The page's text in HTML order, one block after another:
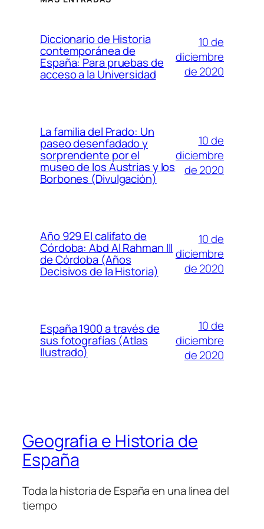
Diccionario de Historia
contemporánea de
España: Para pruebas de
acceso a la Universidad
10 de
diciembre
de 2020
La familia del Prado: Un
paseo desenfadado y
sorprendente por el
museo de los Austrias y los
Borbones (Divulgación)
10 de
diciembre
de 2020
Año 929 El califato de
Córdoba: Abd Al Rahman III
de Córdoba (Años
Decisivos de la Historia)
10 de
diciembre
de 2020
España 1900 a través de
sus fotografías (Atlas
Ilustrado)
10 de
diciembre
de 2020
Geografia e Historia de
España
Toda la historia de España en una linea del
tiempo